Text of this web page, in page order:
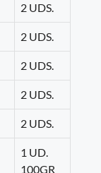
2 UDS.
2 UDS.
2 UDS.
2 UDS.
2 UDS.
1 UD.
100GR